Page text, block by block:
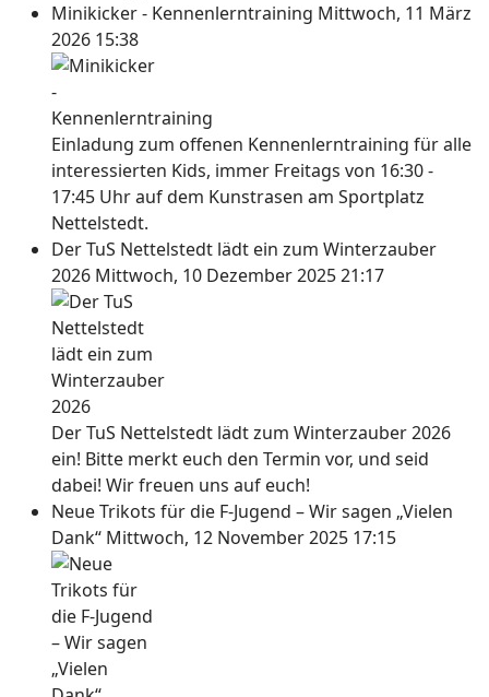
Minikicker - Kennenlerntraining Mittwoch, 11 März
2026 15:38
Einladung zum offenen Kennenlerntraining für alle
interessierten Kids, immer Freitags von 16:30 -
17:45 Uhr auf dem Kunstrasen am Sportplatz
Nettelstedt.
Der TuS Nettelstedt lädt ein zum Winterzauber
2026 Mittwoch, 10 Dezember 2025 21:17
Der TuS Nettelstedt lädt zum Winterzauber 2026
ein! Bitte merkt euch den Termin vor, und seid
dabei! Wir freuen uns auf euch!
Neue Trikots für die F-Jugend – Wir sagen „Vielen
Dank“ Mittwoch, 12 November 2025 17:15